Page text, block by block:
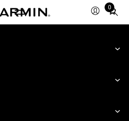
0
Total
items
cart: